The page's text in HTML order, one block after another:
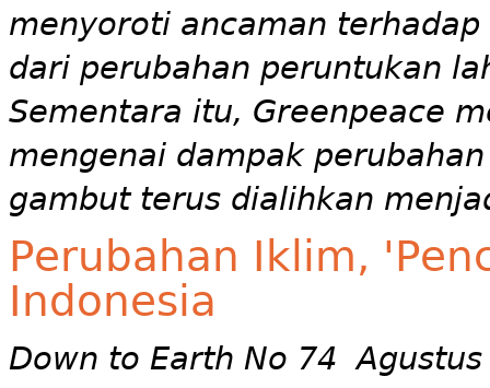
menyoroti ancaman
dari perubahan peruntukan
Sementara itu, Greenpeace
mengenai dampak
gambut terus dialihkan
Perubahan Iklim,
Indonesia
Down to Earth No 74 Agustus